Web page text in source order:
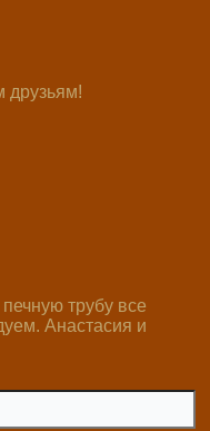
друзьям!
трубу все
Анастасия и